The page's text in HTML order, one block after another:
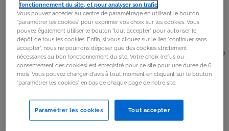
directement auprès de vous, via les cookies ou traceurs
lors de votre navigation sur le Site.
En revanche, lors de votre connexion sur le Site par le
biais de vos identifiants Leclerc Drive, le GALEC collecte
les données à caractère personnel vous concernant
auprès de votre magasin Drive E.Leclerc de
d'identification (nom, prénom, mail, adresse,
fonctionnement du site, et pour analyser son trafic
Vous pouvez accéder au centre de paramétrage en utilisant le bouton
“paramétrer les cookies” pour exprimer vos choix sur les cookies. Vous
pouvez également utiliser le bouton "tout accepter" pour autoriser le
dépôt de tous les cookies. Enfin, si vous cliquez sur le lien "continuer sans
accepter", nous ne pourrons déposer que des cookies strictement
nécessaires au bon fonctionnement du site. Votre choix (refus ou
consentement des cookies) est enregistré pour ce site pour une durée de 6
mois. Vous pouvez changer d'avis à tout moment en cliquant sur le bouton
"paramétrer les cookies" en bas de chaque page de notre site.
Tout accepter
Paramétrer les cookies